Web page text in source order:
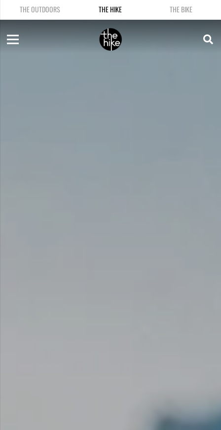
THE OUTDOORS THE HIKE THE BIKE